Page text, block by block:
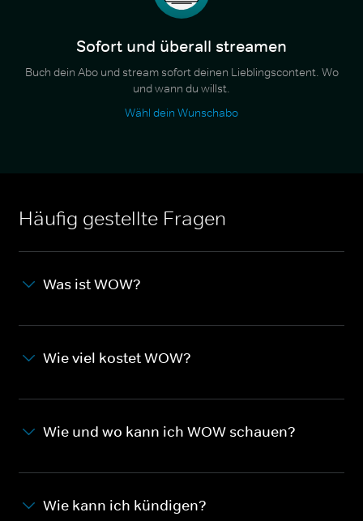
Sofort und überall streamen
Buch dein Abo und stream sofort deinen Lieblingscontent. Wo
und wann du willst.
Wähl dein Wunschabo
Häufig gestellte Fragen
Was ist WOW?
Wie viel kostet WOW?
Wie und wo kann ich WOW schauen?
Wie kann ich kündigen?